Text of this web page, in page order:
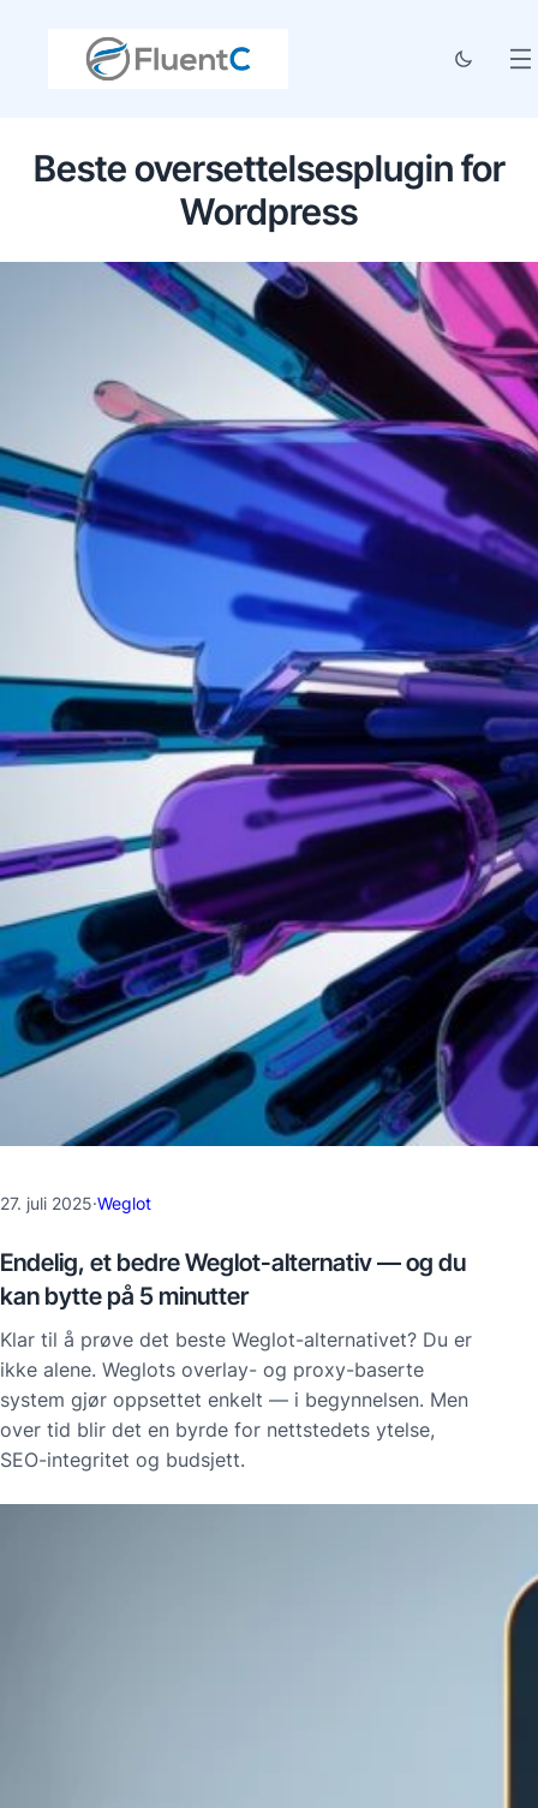
Beste oversettelsesplugin for
Wordpress
27. juli 2025·Weglot
Endelig, et bedre Weglot-alternativ — og du
kan bytte på 5 minutter
Klar til å prøve det beste Weglot-alternativet? Du er
ikke alene. Weglots overlay- og proxy-baserte
system gjør oppsettet enkelt — i begynnelsen. Men
over tid blir det en byrde for nettstedets ytelse,
SEO-integritet og budsjett.